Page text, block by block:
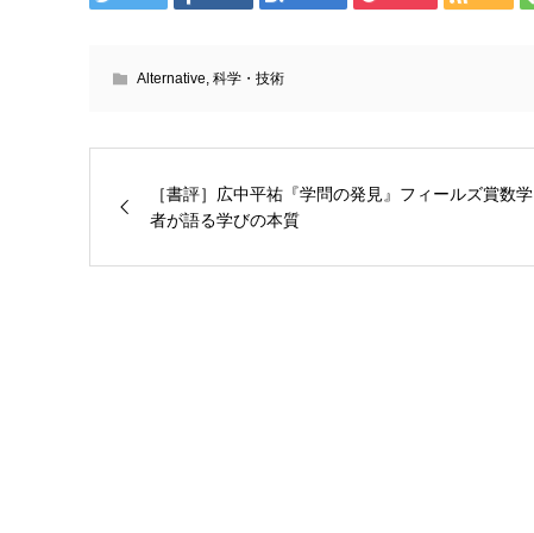
Alternative 科学・技術
［書評］広中平祐『学問の発見』フィールズ賞数学
者が語る学びの本質